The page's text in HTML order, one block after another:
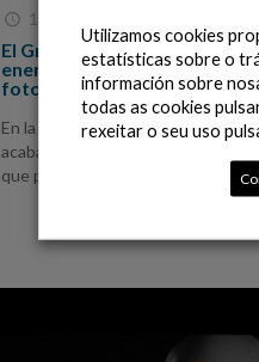
16 Decembro, 2019
El Grupo Nueva Pescanova
energética de sus fábricas
fotovoltaica en Namibia
En la fábrica de procesado de
acaba de poner en
que permitirá un ahorro
Utilizamos cookies
estatísticas sobre o
información sobre
todas as cookies
rexeitar o seu uso